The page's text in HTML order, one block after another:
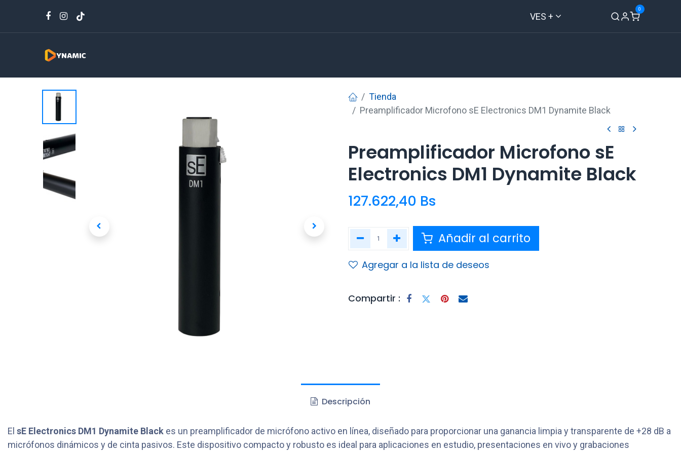
VES +
0
Tienda
Preamplificador Microfono sE Electronics DM1 Dynamite Black
Preamplificador Microfono sE
Electronics DM1 Dynamite Black
127.622,40 Bs
Añadir al carrito
Agregar a la lista de deseos
Compartir :
Descripción
El sE Electronics DM1 Dynamite Black es un preamplificador de micrófono activo en línea, diseñado para proporcionar una ganancia limpia y transparente de +28 dB a
micrófonos dinámicos y de cinta pasivos. Este dispositivo compacto y robusto es ideal para aplicaciones en estudio, presentaciones en vivo y grabaciones